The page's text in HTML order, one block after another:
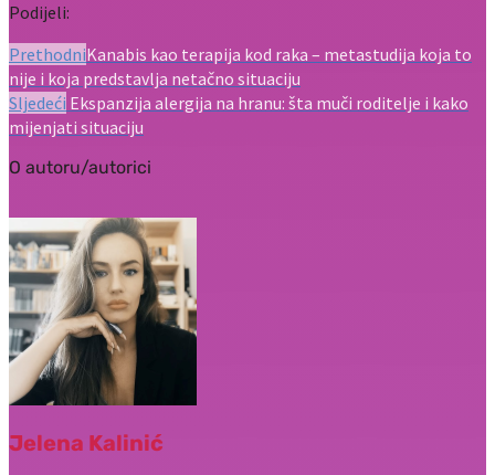
Podijeli:
PrethodniKanabis kao terapija kod raka – metastudija koja to
nije i koja predstavlja netačno situaciju
Sljedeći Ekspanzija alergija na hranu: šta muči roditelje i kako
mijenjati situaciju
O autoru/autorici
Jelena Kalinić